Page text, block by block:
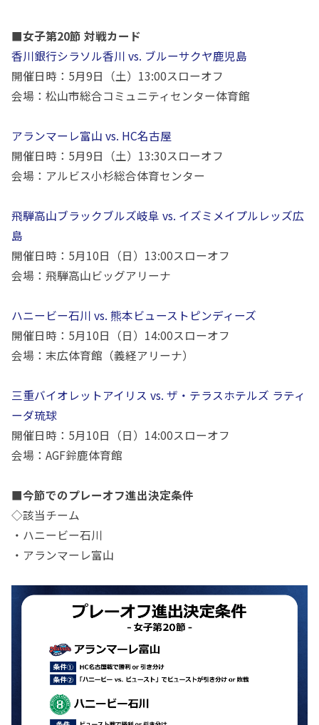
■女子第20節 対戦カード
香川銀行シラソル香川 vs. ブルーサクヤ鹿児島
開催日時： 5月9日（土） 13:00スローオフ
会場：松山市総合コミュニティセンター体育館
アランマーレ富山 vs. HC名古屋
開催日時： 5月9日（土） 13:30スローオフ
会場：アルビス小杉総合体育センター
飛騨高山ブラックブルズ岐阜 vs. イズミメイプルレッズ広
島
開催日時： 5月10日（日） 13:00スローオフ
会場：飛騨高山ビッグアリーナ
ハニービー石川 vs. 熊本ビューストピンディーズ
開催日時： 5月10日（日） 14:00スローオフ
会場：末広体育館（義経アリーナ）
三重バイオレットアイリス vs. ザ・テラスホテルズ ラティ
ーダ琉球
開催日時： 5月10日（日） 14:00スローオフ
会場： AGF鈴鹿体育館
■今節でのプレーオフ進出決定条件
◇該当チーム
・ハニービー石川
・アランマーレ富山